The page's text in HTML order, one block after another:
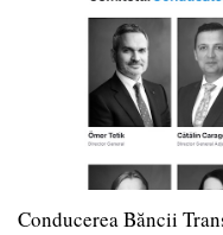
Conducerea Băncii